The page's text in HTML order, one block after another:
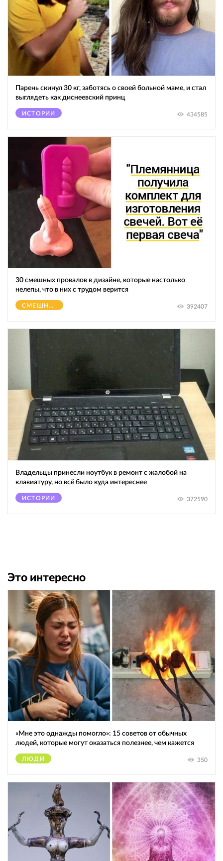
Парень скинул 30 кг, заботясь о своей больной маме, и стал
выглядеть как диснеевский принц
ИСТОРИИ 434585
30 смешных провалов в дизайне, которые настолько
нелепы, что в них с трудом верится
СМЕШНОЕ 392407
Владельцы принесли ноутбук в ремонт с жалобой на
клавиатуру, но всё было куда интереснее
ИСТОРИИ 372590
Это интересно
«Мне это однажды помогло»: 15 советов от обычных
людей, которые могут оказаться полезнее, чем кажется
ЛЮДИ 350